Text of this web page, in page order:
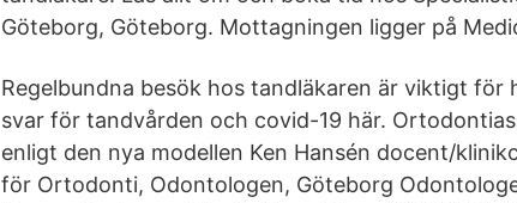
Göteborg, Göteborg. Mottagningen ligger på
Regelbundna besök hos tandläkaren är viktigt för
svar för tandvården och covid-19 här.
enligt den nya modellen Ken Hansén docent/
för Ortodonti, Odontologen, Göteborg